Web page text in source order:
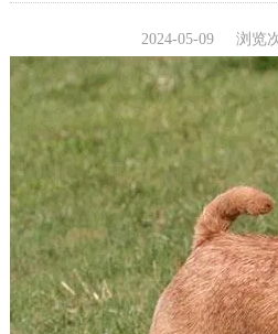
2024-05-09 浏览